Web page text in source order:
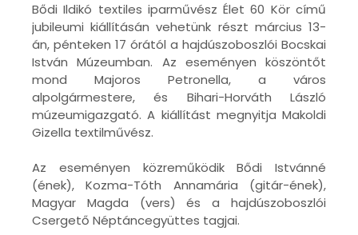
Bődi Ildikó textiles iparművész Élet 60 Kör című
jubileumi kiállításán vehetünk részt március 13-
án, pénteken 17 órától a hajdúszoboszlói Bocskai
István Múzeumban. Az eseményen köszöntőt
mond Majoros Petronella, a város
alpolgármestere, és Bihari-Horváth László
múzeumigazgató. A kiállítást megnyitja Makoldi
Gizella textilművész.
Az eseményen közreműködik Bődi Istvánné
(ének), Kozma-Tóth Annamária (gitár-ének),
Magyar Magda (vers) és a hajdúszoboszlói
Csergető Néptáncegyüttes tagjai.